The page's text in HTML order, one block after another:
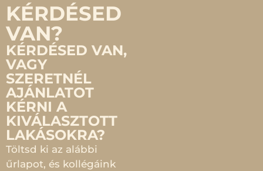
KÉRDÉSED
VAN?
KÉRDÉSED VAN,
VAGY
SZERETNÉL
AJÁNLATOT
KÉRNI A
KIVÁLASZTOTT
LAKÁSOKRA?
Töltsd ki az alábbi
űrlapot, és kollégáink